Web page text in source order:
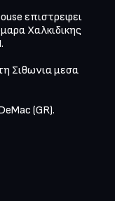
επιστρεφει
Χαλκιδικης
Σιθωνια μεσα
(GR).